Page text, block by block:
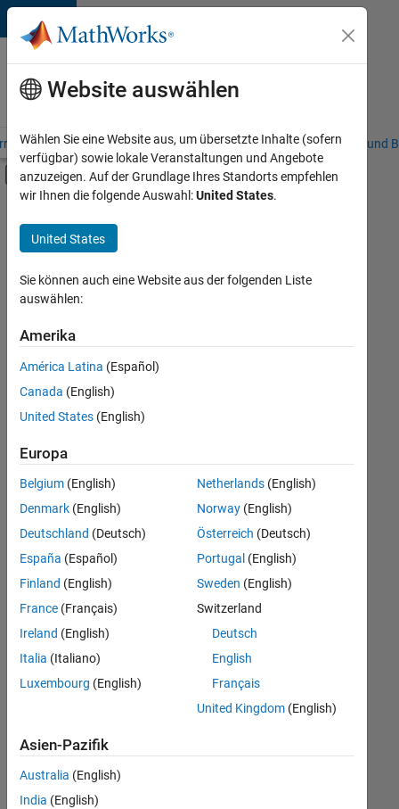
Weiter zum Inhalt
Karriere
bei
MathWorks
– Übersicht Stellensuche Niederlassungen Studierende und
Umschaltung für Off-Canvas-
Hauptinhalt
Commercial Sales
Education Sales
Inside Sales
Sales Operations
Finance and Operations
+5
Derzeit
es
keine
offenen
Stellen,
Ihren
Suchkriterien
entsprechen.
können
die
Suchkriterien
weiter
fassen
oder
alle
Stellenangebote
anzeigen .
noch
keine
offenen
Website auswählen
Wählen Sie eine Website aus, um übersetzte Inhalte (sofern
verfügbar) sowie lokale Veranstaltungen und Angebote
anzuzeigen. Auf der Grundlage Ihres Standorts empfehlen
wir Ihnen die folgende Auswahl:United States.
United States
Sie können auch eine Website aus der folgenden Liste
auswählen:
Amerika
América Latina (Español)
Canada (English)
United States (English)
Europa
Belgium (English)
Denmark (English)
Deutschland (Deutsch)
España (Español)
Finland (English)
France (Français)
Ireland (English)
Italia (Italiano)
Luxembourg (English)
Netherlands(English)
Norway(English)
Österreich (Deutsch)
Portugal (English)
Sweden (English)
Switzerland
Deutsch
English
Français
United Kingdom(English)
Asien-Pazifik
Australia (English)
India (English)